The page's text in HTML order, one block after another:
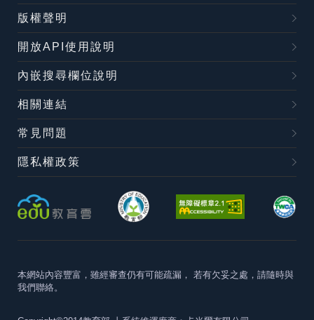
版權聲明
開放API使用說明
內嵌搜尋欄位說明
相關連結
常見問題
隱私權政策
本網站內容豐富，雖經審查仍有可能疏漏， 若有欠妥之處，請隨時與
我們聯絡。